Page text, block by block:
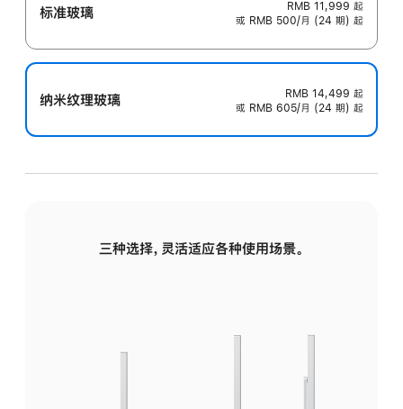
标准玻璃 RMB 11,999 起
或 RMB 500/月 (24 期) 起
纳米纹理玻璃 RMB 14,499 起
或 RMB 605/月 (24 期) 起
三种选择，灵活适应各种使用场景。